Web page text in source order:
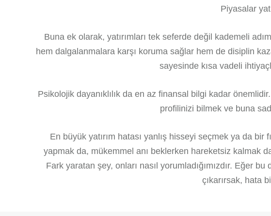
Piyasalar
Buna ek olarak, yatırımları tek seferde değil kademeli
hem dalgalanmalara karşı koruma sağlar hem de disiplin
sayesinde kısa vadeli
Psikolojik dayanıklılık da en az finansal bilgi kadar
profilinizi bilmek ve buna
En büyük yatırım hatası yanlış hisseyi seçmek ya da bir
yapmak da, mükemmel anı beklerken hareketsiz kalmak
Fark yaratan şey, onları nasıl yorumladığımızdır. Eğer
çıkarırsak, hata